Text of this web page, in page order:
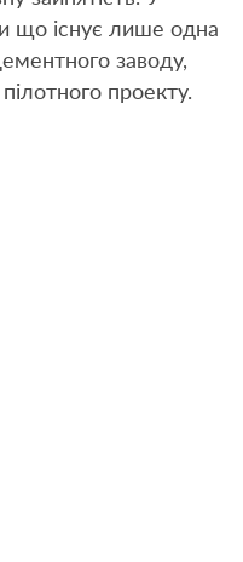
що існує лише одна
заводу,
проекту.